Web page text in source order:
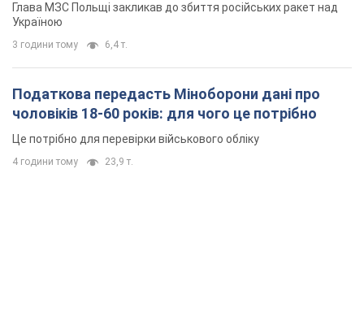
Глава МЗС Польщі закликав до збиття російських ракет над
Україною
3 години тому 6,4 т.
Податкова передасть Міноборони дані про
чоловіків 18-60 років: для чого це потрібно
Це потрібно для перевірки військового обліку
4 години тому 23,9 т.